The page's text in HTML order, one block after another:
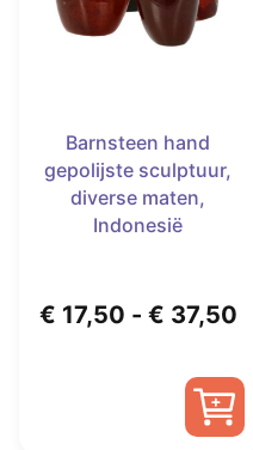
op
de
Barnsteen hand
gepolijste sculptuur,
diverse maten,
Indonesië
€ 17,50 - € 37,50